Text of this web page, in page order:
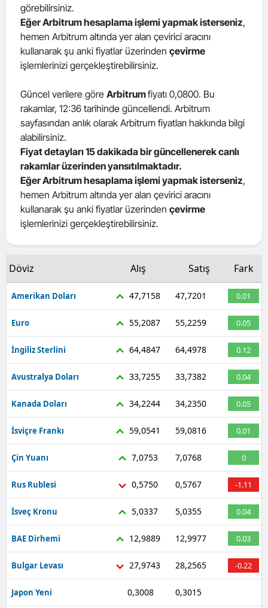
görebilirsiniz.
Eğer Arbitrum hesaplama işlemi yapmak isterseniz,
hemen Arbitrum altında yer alan çevirici aracını
kullanarak şu anki fiyatlar üzerinden çevirme
işlemlerinizi gerçekleştirebilirsiniz.
Güncel verilere göre Arbitrumfiyatı 0,0800. Bu
rakamlar, 12:36 tarihinde güncellendi. Arbitrum
sayfasından anlık olarak Arbitrum fiyatları hakkında bilgi
alabilirsiniz.
Fiyat detayları 15 dakikada bir güncellenerek canlı
rakamlar üzerinden yansıtılmaktadır.
Eğer Arbitrum hesaplama işlemi yapmak isterseniz,
hemen Arbitrum altında yer alan çevirici aracını
kullanarak şu anki fiyatlar üzerinden çevirme
işlemlerinizi gerçekleştirebilirsiniz.
Döviz Alış Satış Fark
Amerikan Doları 47,7158 47,7201 0.01
Euro 55,2087 55,2259 0.05
İngiliz Sterlini 64,4847 64,4978 0.12
Avustralya Doları 33,7255 33,7382 0.04
Kanada Doları 34,2244 34,2350 0.05
İsviçre Frankı 59,0541 59,0816 0.01
Çin Yuanı 7,0753 7,0768 0
Rus Rublesi 0,5750 0,5767 -1.11
İsveç Kronu 5,0337 5,0355 0.04
BAE Dirhemi 12,9889 12,9977 0.03
Bulgar Levası 27,9743 28,2565 -0.22
Japon Yeni 0,3008 0,3015